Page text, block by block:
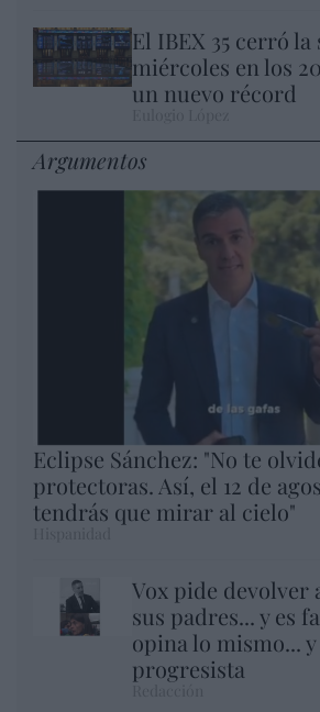
El IBEX 35 cerró
miércoles en los
un nuevo récord
Argumentos
Eclipse Sánchez: "No te
protectoras. Así, el 12 de
tendrás que mirar al cielo"
Vox pide devolver
sus padres... y es
opina lo mismo... y
progresista